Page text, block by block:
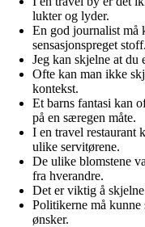
lukter og lyder.
En god journalist må
sensasjonspreget stoff.
Jeg kan skjelne at
Ofte kan man ikke
kontekst.
Et barns fantasi kan
på en særegen måte.
I en travel restaurant
ulike servitørene.
De ulike blomstene
fra hverandre.
Det er viktig å
Politikerne må kunne
ønsker.